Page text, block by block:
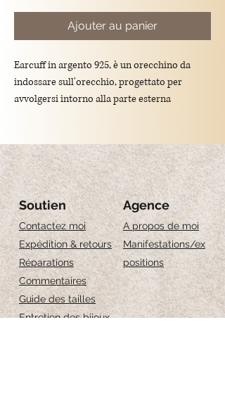
Ajouter au panier
Earcuff in argento 925, è un orecchino da
indossare sull'orecchio, progettato per
avvolgersi intorno alla parte esterna
Materiale:
Realizzato in argento sterling 925, un
materiale pregiato noto per la sua lucentezza
e durabilità.
Vestibilità:
La dimensione è regolabile, in modo
da adattarsi alla forma dell'orecchio.
Soutien
Contactez moi
Expédition & retours
Réparations
Commentaires
Guide des tailles
Entretien des bijoux
Agence
A propos de moi
Manifestations/ex
positions